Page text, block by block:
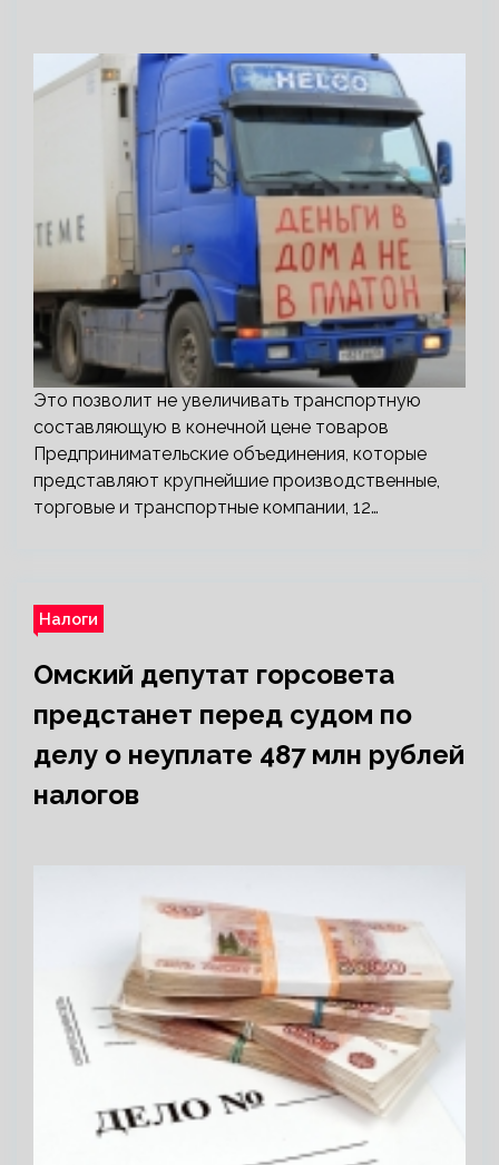
Это позволит не увеличивать транспортную
составляющую в конечной цене товаров
Предпринимательские объединения, которые
представляют крупнейшие производственные,
торговые и транспортные компании, 12…
Налоги
Омский депутат горсовета
предстанет перед судом по
делу о неуплате 487 млн рублей
налогов